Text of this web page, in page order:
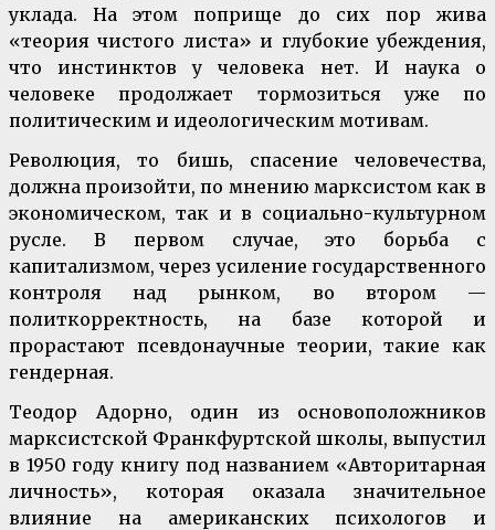
уклада. На этом поприще до сих пор жива
«теория чистого листа» и глубокие убеждения,
что инстинктов у человека нет. И наука о
человеке продолжает тормозиться уже по
политическим и идеологическим мотивам.
Революция, то бишь, спасение человечества,
должна произойти, по мнению марксистом как в
экономическом, так и в социально-культурном
русле. В первом случае, это борьба с
капитализмом, через усиление государственного
контроля над рынком, во втором —
политкорректность, на базе которой и
прорастают псевдонаучные теории, такие как
гендерная.
Теодор Адорно, один из основоположников
марксистской Франкфуртской школы, выпустил
в 1950 году книгу под названием «Авторитарная
личность», которая оказала значительное
влияние на американских психологов и